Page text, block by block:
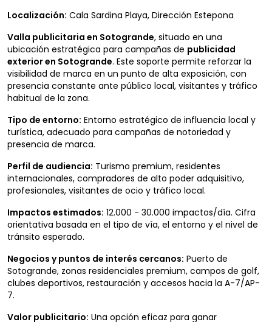
Localización: Cala Sardina Playa, Dirección Estepona
Valla publicitaria en Sotogrande, situado en una
ubicación estratégica para campañas de publicidad
exterior en Sotogrande. Este soporte permite reforzar la
visibilidad de marca en un punto de alta exposición, con
presencia constante ante público local, visitantes y tráfico
habitual de la zona.
Tipo de entorno: Entorno estratégico de influencia local y
turística, adecuado para campañas de notoriedad y
presencia de marca.
Perfil de audiencia: Turismo premium, residentes
internacionales, compradores de alto poder adquisitivo,
profesionales, visitantes de ocio y tráfico local.
Impactos estimados: 12.000 - 30.000 impactos/día. Cifra
orientativa basada en el tipo de vía, el entorno y el nivel de
tránsito esperado.
Negocios y puntos de interés cercanos: Puerto de
Sotogrande, zonas residenciales premium, campos de golf,
clubes deportivos, restauración y accesos hacia la A-7/AP-
7.
Valor publicitario: Una opción eficaz para ganar